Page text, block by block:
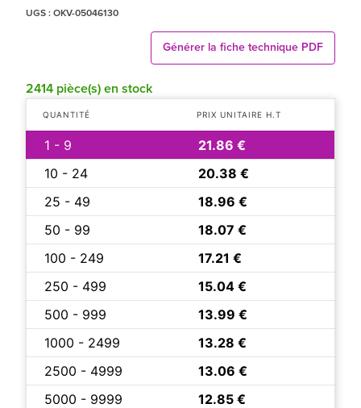
UGS : OKV-05046130
Générer la fiche technique PDF
2414 pièce(s) en stock
QUANTITÉ PRIX UNITAIRE H.T
1 - 9
21.86 €
10 - 24
20.38 €
25 - 49
18.96 €
50 - 99
18.07 €
100 - 249
17.21 €
250 - 499
15.04 €
500 - 999
13.99 €
1000 - 2499
13.28 €
2500 - 4999
13.06 €
5000 - 9999
12.85 €